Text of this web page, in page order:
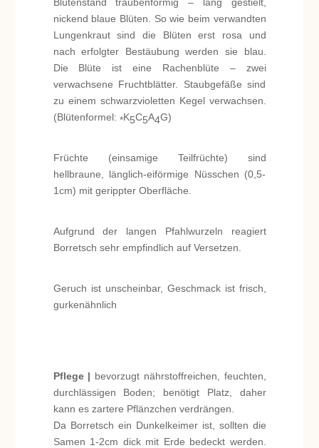
nickend blaue Blüten. So wie beim verwandten
Lungenkraut sind die Blüten erst rosa und
nach erfolgter Bestäubung werden sie blau.
Die Blüte ist eine Rachenblüte – zwei
verwachsene Fruchtblätter. Staubgefäße sind
zu einem schwarzvioletten Kegel verwachsen.
(Blütenformel: *K5C5A4G)
Früchte (einsamige Teilfrüchte) sind
hellbraune, länglich-eiförmige Nüsschen (0,5-
1cm) mit gerippter Oberfläche.
Aufgrund der langen Pfahlwurzeln reagiert
Borretsch sehr empfindlich auf Versetzen.
Geruch ist unscheinbar, Geschmack ist frisch,
gurkenähnlich
Pflege | bevorzugt nährstoffreichen, feuchten,
durchlässigen Boden; benötigt Platz, daher
kann es zartere Pflänzchen verdrängen.
Da Borretsch ein Dunkelkeimer ist, sollten die
Samen 1-2cm dick mit Erde bedeckt werden.